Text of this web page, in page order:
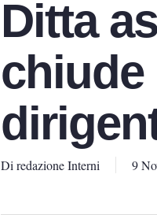
Ditta
chiude
Di redazione Interni 9